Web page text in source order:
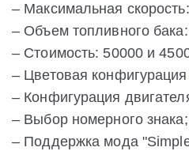
– Максимальная
– Объем топливного
– Стоимость: 50000 и
– Цветовая
– Конфигурация
– Выбор номерного знака;
– Поддержка мода